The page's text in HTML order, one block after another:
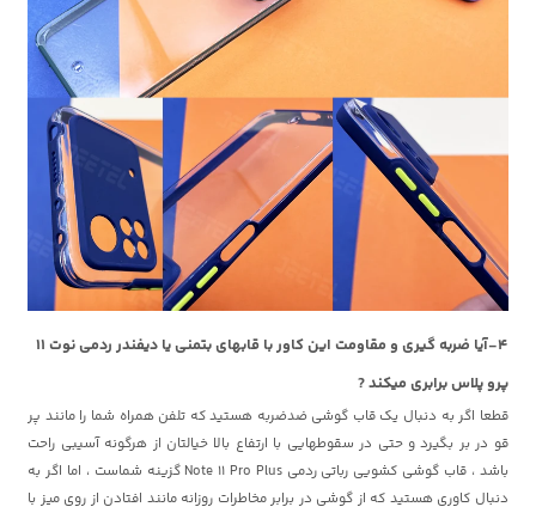
4-آیا ضربه گیری و مقاومت این کاور با قابهای بتمنی یا دیفندر ردمی نوت 11
پرو پلاس برابری میکند ?
قطعا اگر به دنبال یک قاب گوشی ضدضربه هستید که تلفن همراه شما را مانند پر
قو در بر بگیرد و حتی در سقوطهایی با ارتفاع بالا خیالتان از هرگونه آسیبی راحت
باشد ، قاب گوشی کشویی رباتی ردمی Note 11 Pro Plus گزینه شماست ، اما اگر به
دنبال کاوری هستید که از گوشی در برابر مخاطرات روزانه مانند افتادن از روی میز با